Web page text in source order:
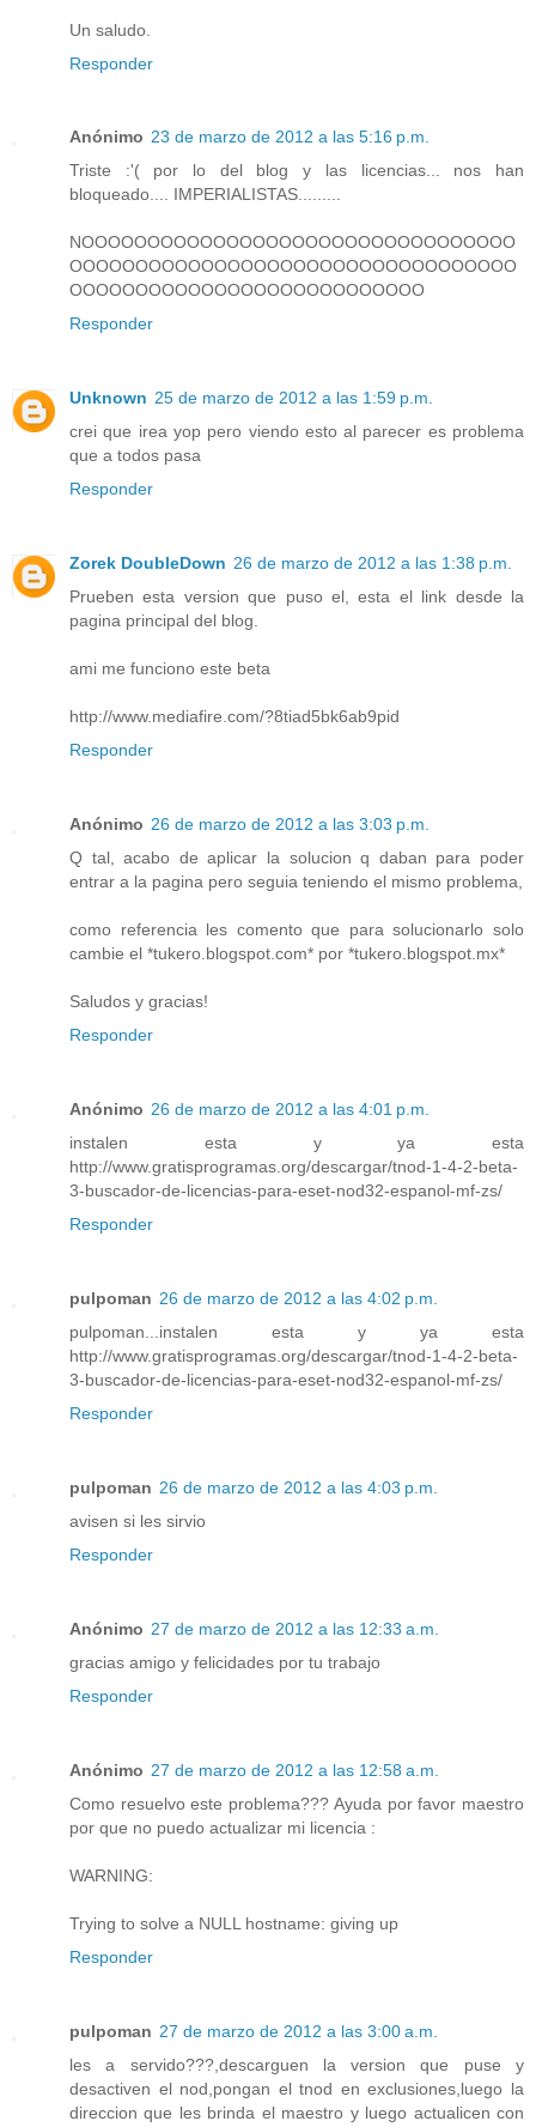
Un saludo.
Responder
Anónimo 23 de marzo de 2012 a las 5:16 p.m.
Triste :'( por lo del blog y las licencias... nos han
bloqueado.... IMPERIALISTAS.........
NOOOOOOOOOOOOOOOOOOOOOOOOOOOOOOOOO
OOOOOOOOOOOOOOOOOOOOOOOOOOOOOOOOOO
OOOOOOOOOOOOOOOOOOOOOOOOOOO
Responder
Unknown 25 de marzo de 2012 a las 1:59 p.m.
crei que irea yop pero viendo esto al parecer es problema
que a todos pasa
Responder
Zorek DoubleDown 26 de marzo de 2012 a las 1:38 p.m.
Prueben esta version que puso el, esta el link desde la
pagina principal del blog.
ami me funciono este beta
http://www.mediafire.com/?8tiad5bk6ab9pid
Responder
Anónimo 26 de marzo de 2012 a las 3:03 p.m.
Q tal, acabo de aplicar la solucion q daban para poder
entrar a la pagina pero seguia teniendo el mismo problema,
como referencia les comento que para solucionarlo solo
cambie el *tukero.blogspot.com* por *tukero.blogspot.mx*
Saludos y gracias!
Responder
Anónimo 26 de marzo de 2012 a las 4:01 p.m.
instalen esta y ya esta
http://www.gratisprogramas.org/descargar/tnod-1-4-2-beta-
3-buscador-de-licencias-para-eset-nod32-espanol-mf-zs/
Responder
pulpoman 26 de marzo de 2012 a las 4:02 p.m.
pulpoman...instalen esta y ya esta
http://www.gratisprogramas.org/descargar/tnod-1-4-2-beta-
3-buscador-de-licencias-para-eset-nod32-espanol-mf-zs/
Responder
pulpoman 26 de marzo de 2012 a las 4:03 p.m.
avisen si les sirvio
Responder
Anónimo 27 de marzo de 2012 a las 12:33 a.m.
gracias amigo y felicidades por tu trabajo
Responder
Anónimo 27 de marzo de 2012 a las 12:58 a.m.
Como resuelvo este problema??? Ayuda por favor maestro
por que no puedo actualizar mi licencia :
WARNING:
Trying to solve a NULL hostname: giving up
Responder
pulpoman 27 de marzo de 2012 a las 3:00 a.m.
les a servido???,descarguen la version que puse y
desactiven el nod,pongan el tnod en exclusiones,luego la
direccion que les brinda el maestro y luego actualicen con